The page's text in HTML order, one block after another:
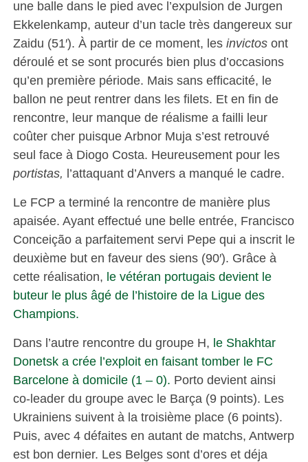
une balle dans le pied avec l’expulsion de Jurgen
Ekkelenkamp, auteur d’un tacle très dangereux sur
Zaidu (51′). À partir de ce moment, les invictosont
déroulé et se sont procurés bien plus d’occasions
qu’en première période. Mais sans efficacité, le
ballon ne peut rentrer dans les filets. Et en fin de
rencontre, leur manque de réalisme a failli leur
coûter cher puisque Arbnor Muja s’est retrouvé
seul face à Diogo Costa. Heureusement pour les
portistas, l’attaquant d’Anvers a manqué le cadre.
Le FCP a terminé la rencontre de manière plus
apaisée. Ayant effectué une belle entrée, Francisco
Conceição a parfaitement servi Pepe qui a inscrit le
deuxième but en faveur des siens (90′). Grâce à
cette réalisation, le vétéran portugais devient le
buteur le plus âgé de l’histoire de la Ligue des
Champions.
Dans l’autre rencontre du groupe H, le Shakhtar
Donetsk a crée l’exploit en faisant tomber le FC
Barcelone à domicile (1 – 0). Porto devient ainsi
co-leader du groupe avec le Barça (9 points). Les
Ukrainiens suivent à la troisième place (6 points).
Puis, avec 4 défaites en autant de matchs, Antwerp
est bon dernier. Les Belges sont d’ores et déja